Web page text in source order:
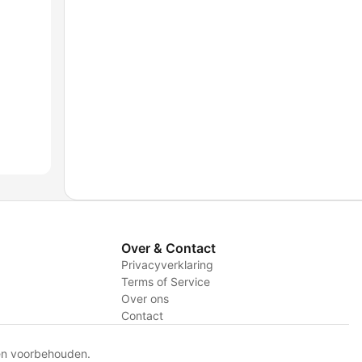
Over & Contact
Privacyverklaring
Terms of Service
Over ons
Contact
voorbehouden.